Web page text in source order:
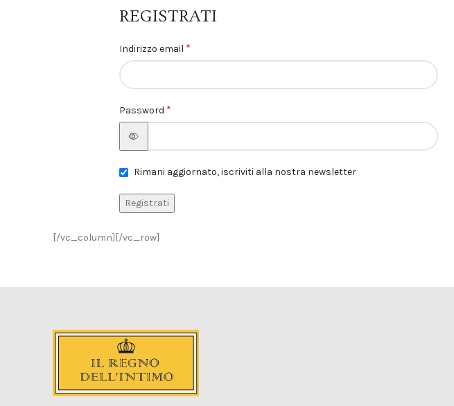
REGISTRATI
Indirizzo email *
Password *
Rimani aggiornato, iscriviti alla nostra newsletter
Registrati
[/vc_column][/vc_row]